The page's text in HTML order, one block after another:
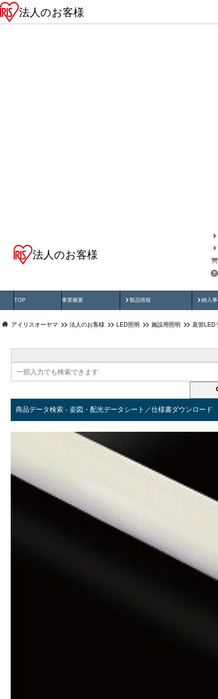
法人のお客様
法人のお客様
TOP 事業概要 製品情報
製品動画 納入
納
アイリスオーヤマ 法人のお客様 LED照明 施設用照明 直管LED
商品データ検索 - 姿図・配光データシート／仕様書ダウンロード